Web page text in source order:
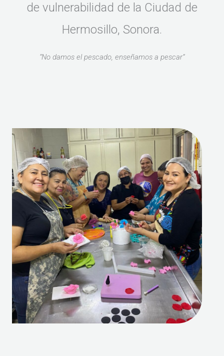
de vulnerabilidad de la Ciudad de
Hermosillo, Sonora.
“No damos el pescado, enseñamos a pescar”